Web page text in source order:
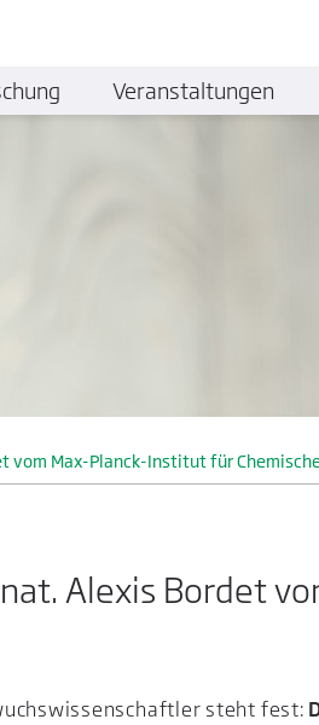
vom Max-Planck-Institut für
Alexis Bordet
steht fest:
Veranstaltungen